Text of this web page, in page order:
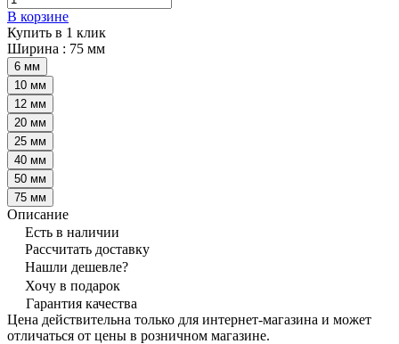
В корзине
Купить в 1 клик
Ширина : 75 мм
6 мм
10 мм
12 мм
20 мм
25 мм
40 мм
50 мм
75 мм
Описание
Есть в наличии
Рассчитать доставку
Нашли дешевле?
Хочу в подарок
Гарантия качества
Цена действительна только для интернет-магазина и может
отличаться от цены в розничном магазине.